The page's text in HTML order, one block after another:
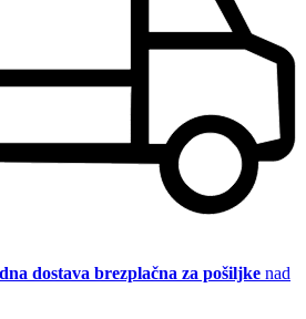
dostava brezplačna za pošiljke nad